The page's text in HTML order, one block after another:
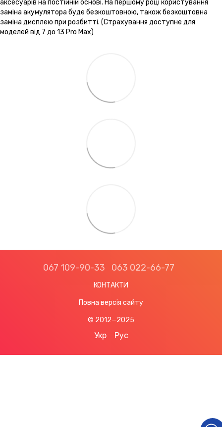
аксесуарів на постійній основі. На першому році користування
заміна акумулятора буде безкоштовною, також безкоштовна
заміна дисплею при розбитті. (Страхування доступне для
моделей від 7 до 13 Pro Max)
067 109-90-33 063 022-66-77
КОНТАКТИ
Повна версія сайту
© 2012—2025
Укр Рус